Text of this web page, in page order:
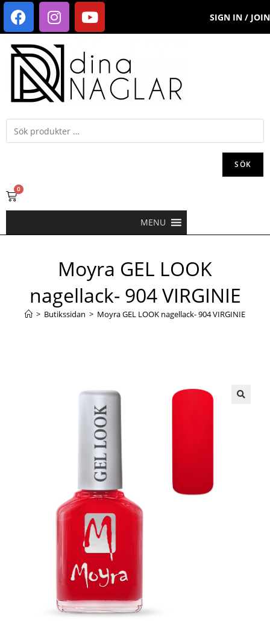
SIGN IN / JOIN
SÖK
0
MENU
Moyra GEL LOOK
nagellack- 904 VIRGINIE
> Butikssidan > Moyra GEL LOOK nagellack- 904 VIRGINIE